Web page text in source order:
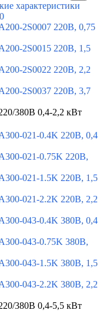
характеристики
2S0007 220В, 0,75
2S0015 220В, 1,5
2S0022 220В, 2,2
2S0037 220В, 3,7
380В 0,4-2,2 кВт
021-0.4K 220В, 0,4
021-0.75K 220В,
021-1.5K 220В, 1,5
021-2.2K 220В, 2,2
043-0.4K 380В, 0,4
043-0.75K 380В,
043-1.5K 380В, 1,5
043-2.2K 380В, 2,2
380В 0,4-5,5 кВт